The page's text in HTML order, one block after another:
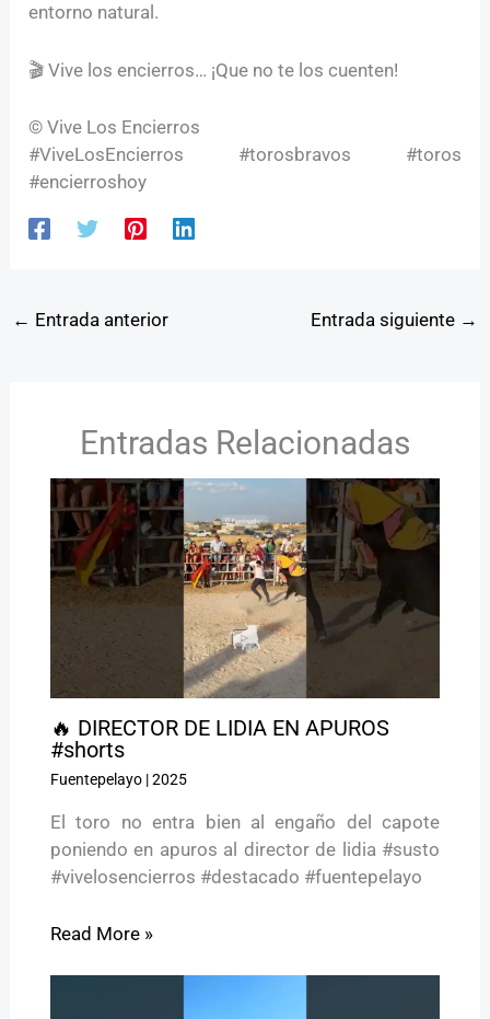
entorno natural.
🎬 Vive los encierros… ¡Que no te los cuenten!
© Vive Los Encierros
#ViveLosEncierros #torosbravos #toros
#encierroshoy
← Entrada anterior Entrada siguiente →
Entradas Relacionadas
🔥 DIRECTOR DE LIDIA EN APUROS
#shorts
Fuentepelayo|2025
El toro no entra bien al engaño del capote
poniendo en apuros al director de lidia #susto
#vivelosencierros #destacado #fuentepelayo
Read More »